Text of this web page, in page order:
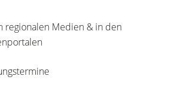
regionalen Medien & in den